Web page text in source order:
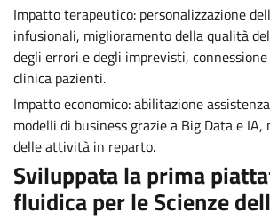
Impatto terapeutico: personalizzazione
infusionali, miglioramento della qualità
degli errori e degli imprevisti,
clinica pazienti.
Impatto economico: abilitazione
modelli di business grazie a Big Data e
delle attività in reparto.
Sviluppata la prima
fluidica per le Scienze